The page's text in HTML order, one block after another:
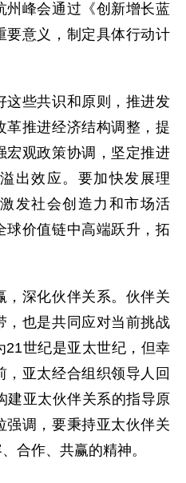
州峰会通过《创新增长蓝
要意义，制定具体行动计
些共识和原则，推进发
革推进经济结构调整，提
宏观政策协调，坚定推进
出效应。要加快发展理
发社会创造力和市场活
球价值链中高端跃升，拓
深化伙伴关系。伙伴关
，也是共同应对当前挑战
21世纪是亚太世纪，但幸
亚太经合组织领导人回
建亚太伙伴关系的指导原
强调，要秉持亚太伙伴关
合作、共赢的精神。